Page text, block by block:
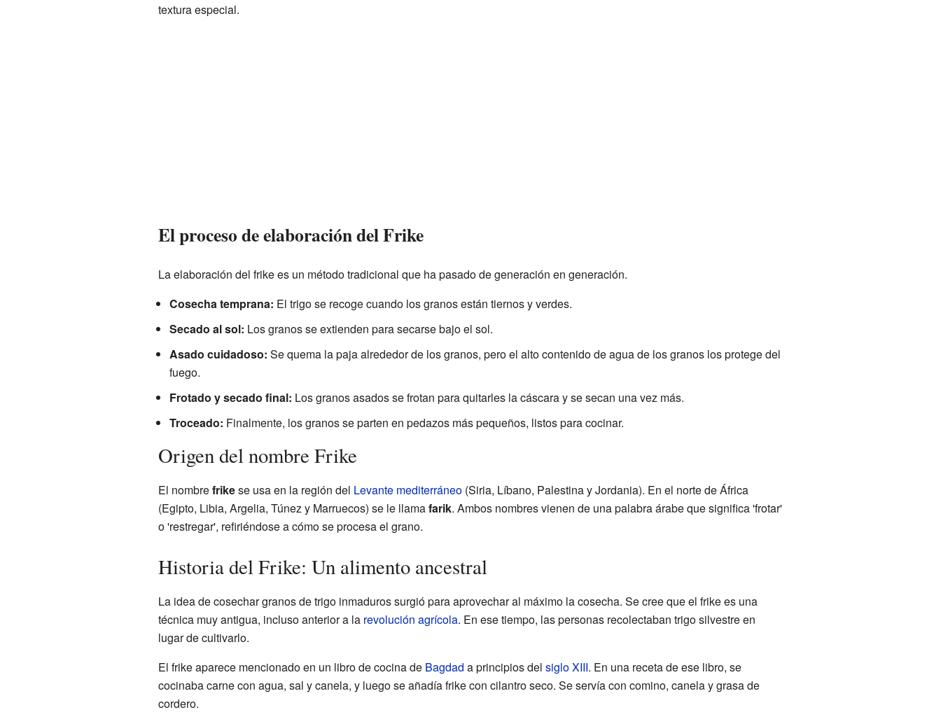
textura especial.
El proceso de elaboración del Frike
La elaboración del frike es un método tradicional que ha pasado de generación en generación.
Cosecha temprana: El trigo se recoge cuando los granos están tiernos y verdes.
Secado al sol: Los granos se extienden para secarse bajo el sol.
Asado cuidadoso: Se quema la paja alrededor de los granos, pero el alto contenido de agua de los granos los protege del
fuego.
Frotado y secado final: Los granos asados se frotan para quitarles la cáscara y se secan una vez más.
Troceado: Finalmente, los granos se parten en pedazos más pequeños, listos para cocinar.
Origen del nombre Frike
El nombrefrikese usa en la región del Levante mediterráneo(Siria, Líbano, Palestina y Jordania). En el norte de África
(Egipto, Libia, Argelia, Túnez y Marruecos) se le llamafarik. Ambos nombres vienen de una palabra árabe que significa 'frotar'
o 'restregar', refiriéndose a cómo se procesa el grano.
Historia del Frike: Un alimento ancestral
La idea de cosechar granos de trigo inmaduros surgió para aprovechar al máximo la cosecha. Se cree que el frike es una
técnica muy antigua, incluso anterior a la revolución agrícola. En ese tiempo, las personas recolectaban trigo silvestre en
lugar de cultivarlo.
El frike aparece mencionado en un libro de cocina de Bagdad a principios del siglo XIII. En una receta de ese libro, se
cocinaba carne con agua, sal y canela, y luego se añadía frike con cilantro seco. Se servía con comino, canela y grasa de
cordero.